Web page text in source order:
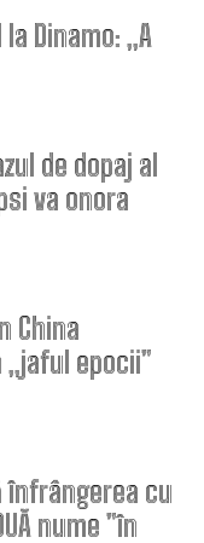
Dinamo: „A
de dopaj al
va onora
China
epocii”
înfrângerea cu
nume ”în